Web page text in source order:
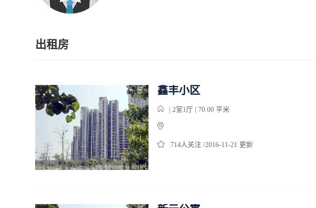
出租房
鑫丰小区
| 2室1厅 | 70.00 平米
714人关注 /2016-11-21 更新